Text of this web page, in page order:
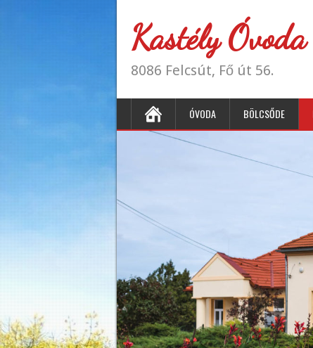
Kastély
8086 Felcsút, Fő út 56.
ÓVODA BÖLCSŐDE